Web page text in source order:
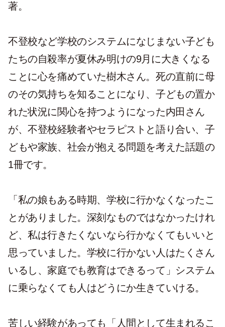
著。
不登校など学校のシステムになじまない子ども
たちの自殺率が夏休み明けの9月に大きくなる
ことに心を痛めていた樹木さん。死の直前に母
のその気持ちを知ることになり、子どもの置か
れた状況に関心を持つようになった内田さん
が、不登校経験者やセラピストと語り合い、子
どもや家族、社会が抱える問題を考えた話題の
1冊です。
「私の娘もある時期、学校に行かなくなったこ
とがありました。深刻なものではなかったけれ
ど、私は行きたくないなら行かなくてもいいと
思っていました。学校に行かない人はたくさん
いるし、家庭でも教育はできるって」システム
に乗らなくても人はどうにか生きていける。
苦しい経験があっても「人間として生まれるこ